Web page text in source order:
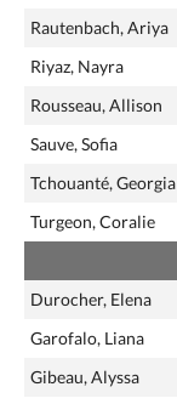
Rautenbach, Ariya
Riyaz, Nayra
Rousseau, Allison
Sauve, Sofia
Tchouanté, Georgia
Turgeon, Coralie
Durocher, Elena
Garofalo, Liana
Gibeau, Alyssa